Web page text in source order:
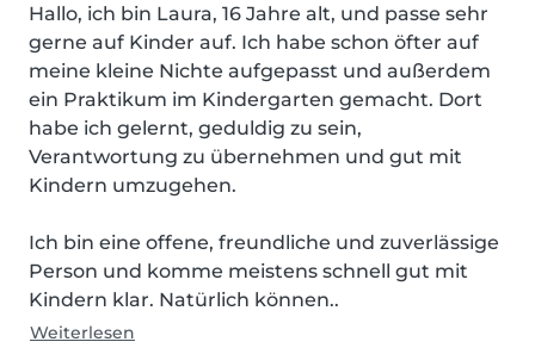
Hallo, ich bin Laura, 16 Jahre alt, und passe sehr
gerne auf Kinder auf. Ich habe schon öfter auf
meine kleine Nichte aufgepasst und außerdem
ein Praktikum im Kindergarten gemacht. Dort
habe ich gelernt, geduldig zu sein,
Verantwortung zu übernehmen und gut mit
Kindern umzugehen.
Ich bin eine offene, freundliche und zuverlässige
Person und komme meistens schnell gut mit
Kindern klar. Natürlich können..
Weiterlesen